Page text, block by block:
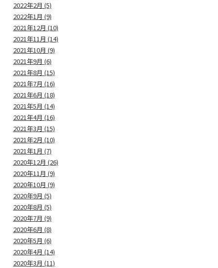
2022年2月 (5)
2022年1月 (9)
2021年12月 (10)
2021年11月 (14)
2021年10月 (9)
2021年9月 (6)
2021年8月 (15)
2021年7月 (16)
2021年6月 (18)
2021年5月 (14)
2021年4月 (16)
2021年3月 (15)
2021年2月 (10)
2021年1月 (7)
2020年12月 (26)
2020年11月 (9)
2020年10月 (9)
2020年9月 (5)
2020年8月 (5)
2020年7月 (9)
2020年6月 (8)
2020年5月 (6)
2020年4月 (14)
2020年3月 (11)